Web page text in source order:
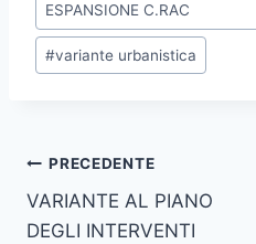
ESPANSIONE C.RAC
#variante urbanistica
Navigazione
articoli
PRECEDENTE
VARIANTE AL PIANO
DEGLI INTERVENTI